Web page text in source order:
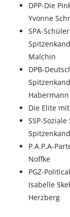
DPP-Die
Yvonne
SPA-
Malchin
DPB-
Habermann
Die Elite
SSP-
P.A.P.A-
Noffke
PGZ-
Isabelle
Herzberg